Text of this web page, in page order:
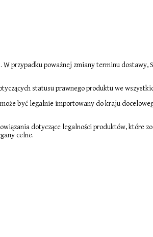
przypadku poważnej zmiany terminu dostawy,
statusu prawnego produktu we
być legalnie importowany do kraju
dotyczące legalności produktów, które
celne.